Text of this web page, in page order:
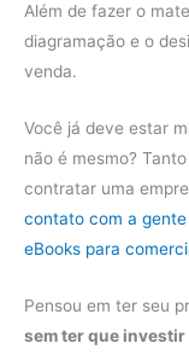
Além de fazer o
diagramação e o
venda.
Você já deve estar
não é mesmo?
contratar uma
contato com a
eBooks para
Pensou em ter seu
sem ter que